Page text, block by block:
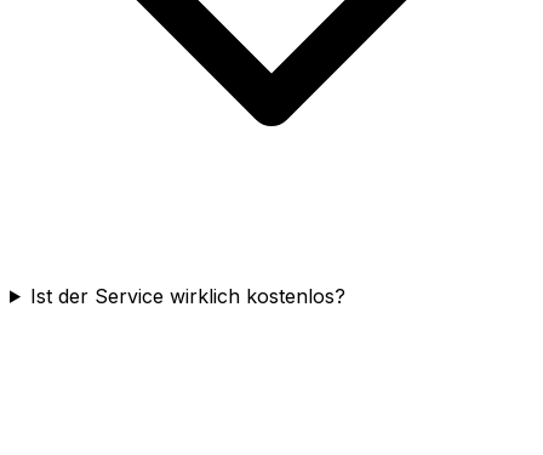
Ist der Service wirklich kostenlos?